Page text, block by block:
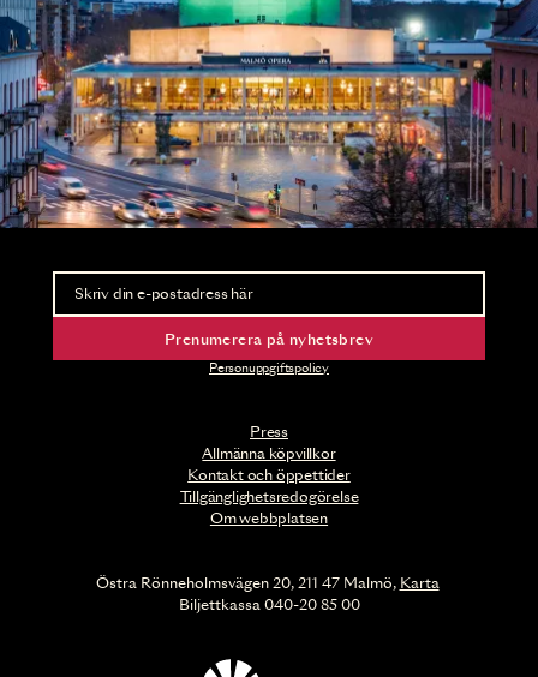
Press
Allmänna köpvillkor
Kontakt och öppettider
Tillgänglighetsredogörelse
Om webbplatsen
Nyhetsbrev
Ta del av förhandsinformation och biljettsläpp.
Prenumerera på nyhetsbrev
Personuppgiftspolicy
Östra Rönneholmsvägen 20, 211 47 Malmö, Karta
Biljettkassa 040-20 85 00